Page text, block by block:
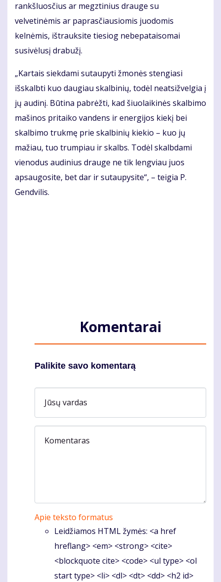
rankšluosčius ar megztinius drauge su
velvetinėmis ar paprasčiausiomis juodomis
kelnėmis, ištrauksite tiesiog nebepataisomai
susivėlusį drabužį.
„Kartais siekdami sutaupyti žmonės stengiasi
išskalbti kuo daugiau skalbinių, todėl neatsižvelgia į
jų audinį. Būtina pabrėžti, kad šiuolaikinės skalbimo
mašinos pritaiko vandens ir energijos kiekį bei
skalbimo trukmę prie skalbinių kiekio – kuo jų
mažiau, tuo trumpiau ir skalbs. Todėl skalbdami
vienodus audinius drauge ne tik lengviau juos
apsaugosite, bet dar ir sutaupysite“, – teigia P.
Gendvilis.
Komentarai
Palikite savo komentarą
Jūsų vardas
Komentaras
Apie teksto formatus
Leidžiamos HTML žymės: <a href
hreflang> <em> <strong> <cite>
<blockquote cite> <code> <ul type> <ol
start type> <li> <dl> <dt> <dd> <h2 id>